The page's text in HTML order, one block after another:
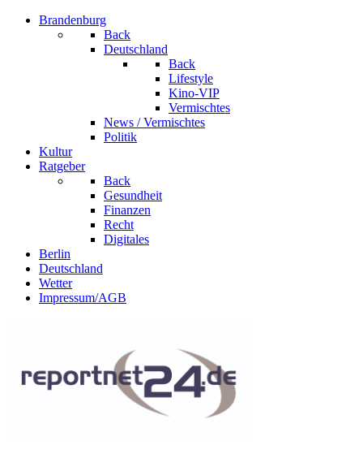
Brandenburg
Back
Deutschland
Back
Lifestyle
Kino-VIP
Vermischtes
News / Vermischtes
Politik
Kultur
Ratgeber
Back
Gesundheit
Finanzen
Recht
Digitales
Berlin
Deutschland
Wetter
Impressum/AGB